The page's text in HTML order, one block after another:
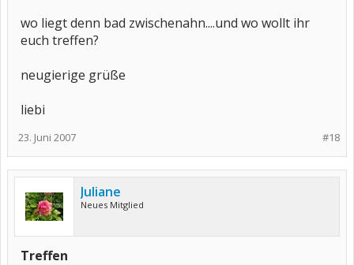
wo liegt denn bad zwischenahn....und wo wollt ihr
euch treffen?
neugierige grüße
liebi
#18
23. Juni 2007
Juliane
Neues Mitglied
Treffen